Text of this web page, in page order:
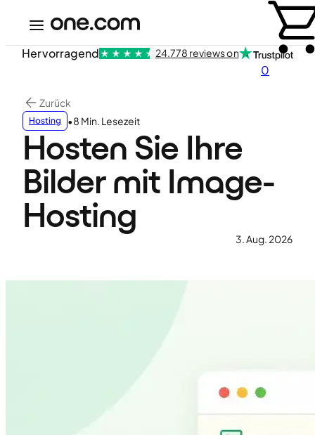
0
Hervorragend 24.778 reviews on
Zurück
Hosting •8 Min. Lesezeit
Hosten Sie Ihre
Bilder mit Image-
Hosting
3. Aug. 2026